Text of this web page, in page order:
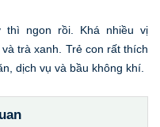
thì ngon rồi. Khá nhiều vị
trà xanh. Trẻ con rất thích
dịch vụ và bầu không khí.